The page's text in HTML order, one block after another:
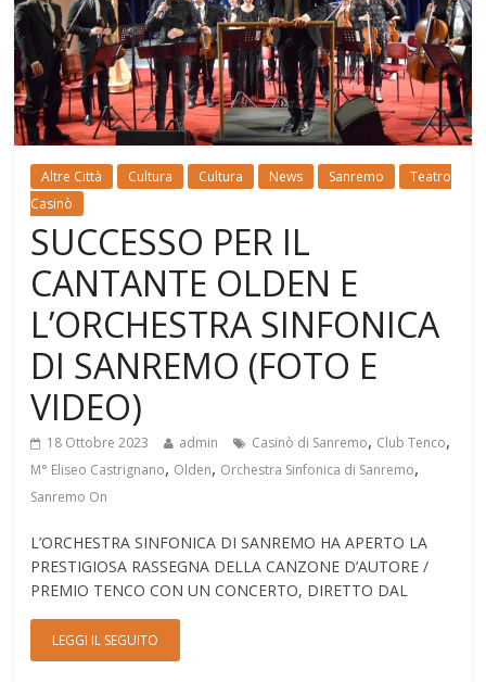
Altre Città Cultura Cultura News Sanremo
Teatro
Casinò
SUCCESSO PER IL
CANTANTE OLDEN E
L’ORCHESTRA SINFONICA
DI SANREMO (FOTO E
VIDEO)
18 Ottobre 2023 admin Casinò di Sanremo, Club Tenco,
M° Eliseo Castrignano, Olden, Orchestra Sinfonica di Sanremo,
Sanremo On
L’ORCHESTRA SINFONICA DI SANREMO HA APERTO LA
PRESTIGIOSA RASSEGNA DELLA CANZONE D’AUTORE /
PREMIO TENCO CON UN CONCERTO, DIRETTO DAL
LEGGI IL SEGUITO